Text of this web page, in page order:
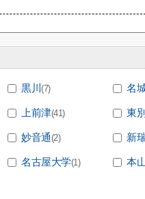
黒川(7) 名
上前津(41) 東
妙音通(2) 新
名古屋大学(1) 本